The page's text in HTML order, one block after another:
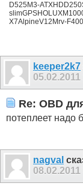
D525M3-
X7AlpineV12Mrv-
keeper2k7
05.02.2011
Re: OBD
потеплеет надо
nagval
08.02.2011